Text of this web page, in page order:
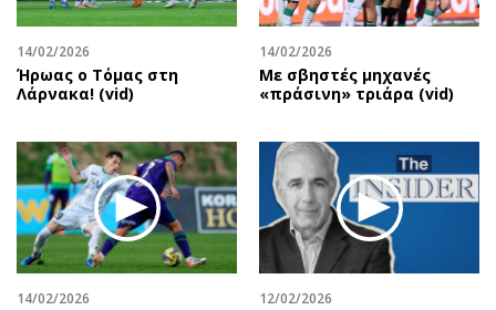
14/02/2026
Ήρωας ο Τόμας στη
Λάρνακα! (vid)
14/02/2026
Με σβηστές μηχανές
«πράσινη» τριάρα (vid)
14/02/2026 12/02/2026